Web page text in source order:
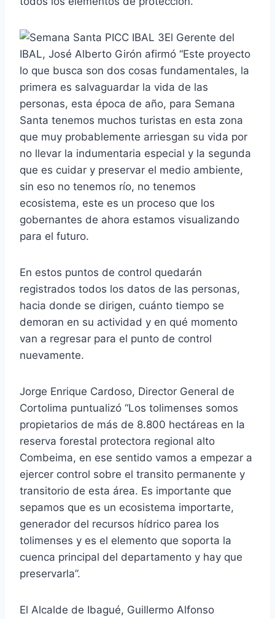
El Gerente del
IBAL, José Alberto Girón afirmó “Este proyecto
lo que busca son dos cosas fundamentales, la
primera es salvaguardar la vida de las
personas, esta época de año, para Semana
Santa tenemos muchos turistas en esta zona
que muy probablemente arriesgan su vida por
no llevar la indumentaria especial y la segunda
que es cuidar y preservar el medio ambiente,
sin eso no tenemos río, no tenemos
ecosistema, este es un proceso que los
gobernantes de ahora estamos visualizando
para el futuro.
En estos puntos de control quedarán
registrados todos los datos de las personas,
hacia donde se dirigen, cuánto tiempo se
demoran en su actividad y en qué momento
van a regresar para el punto de control
nuevamente.
Jorge Enrique Cardoso, Director General de
Cortolima puntualizó “Los tolimenses somos
propietarios de más de 8.800 hectáreas en la
reserva forestal protectora regional alto
Combeima, en ese sentido vamos a empezar a
ejercer control sobre el transito permanente y
transitorio de esta área. Es importante que
sepamos que es un ecosistema importarte,
generador del recursos hídrico parea los
tolimenses y es el elemento que soporta la
cuenca principal del departamento y hay que
preservarla”.
El Alcalde de Ibagué, Guillermo Alfonso